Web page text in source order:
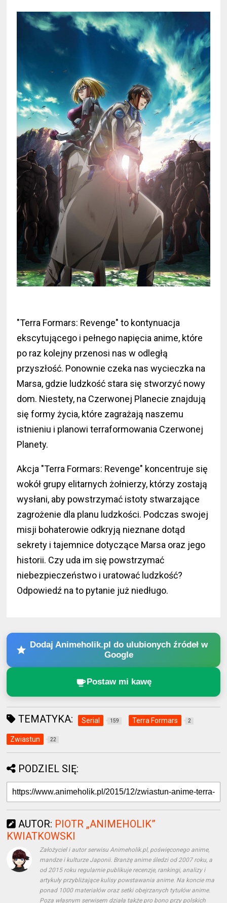
"Terra Formars: Revenge" to kontynuacja
ekscytującego i pełnego napięcia anime, które
po raz kolejny przenosi nas w odległą
przyszłość. Ponownie czeka nas wycieczka na
Marsa, gdzie ludzkość stara się stworzyć nowy
dom. Niestety, na Czerwonej Planecie znajdują
się formy życia, które zagrażają naszemu
istnieniu i planowi terraformowania Czerwonej
Planety.
Akcja "Terra Formars: Revenge" koncentruje się
wokół grupy elitarnych żołnierzy, którzy zostają
wysłani, aby powstrzymać istoty stwarzające
zagrożenie dla planu ludzkości. Podczas swojej
misji bohaterowie odkryją nieznane dotąd
sekrety i tajemnice dotyczące Marsa oraz jego
historii. Czy uda im się powstrzymać
niebezpieczeństwo i uratować ludzkość?
Odpowiedź na to pytanie już niedługo.
Dodaj Animeholik.pl do ulubionych źródeł w
Google
Postaw mi kawę
TEMATYKA: Serial 159 Terra Formars 2
Zwiastun 22
PODZIEL SIĘ:
AUTOR: PIOTR „ANIMEHOLIK”
KWIATKOWSKI
Założyciel i autor serwisu Animeholik.pl, poświęconego anime,
mandze i kulturze Japonii. Branżę anime śledzi od 2007 roku, a
od 2015 roku regularnie publikuje recenzje, rankingi, analizy i
artykuły przybliżające kulisy powstawania anime. Na koncie ma
ponad 1000 materiałów oraz setki obejrzanych tytułów anime.
Poza własnym serwisem działa także pro bono przy polskich